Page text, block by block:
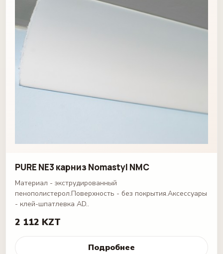
PURE NE3 карниз Nomastyl NMC
Материал - экструдированный
пенополистерол.Поверхность - без покрытия.Аксессуары
- клей-шпатлевка AD..
2 112 KZT
Подробнее